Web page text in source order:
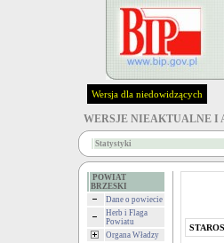
Wersja dla niedowidzących
WERSJE NIEAKTUALNE I
Statystyki
POWIAT
BRZESKI
Dane o powiecie
Herb i Flaga
Powiatu
Organa Władzy